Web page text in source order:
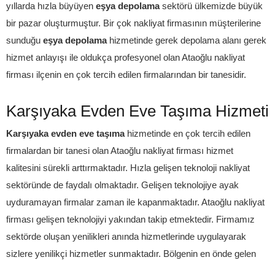
yıllarda hızla büyüyen eşya depolamasektörü ülkemizde büyük
bir pazar oluşturmuştur. Bir çok nakliyat firmasının müşterilerine
sunduğu eşya depolamahizmetinde gerek depolama alanı gerek
hizmet anlayışı ile oldukça profesyonel olan Ataoğlu nakliyat
firması ilçenin en çok tercih edilen firmalarından bir tanesidir.
Karşıyaka Evden Eve Taşıma Hizmeti
Karşıyaka evden eve taşımahizmetinde en çok tercih edilen
firmalardan bir tanesi olan Ataoğlu nakliyat firması hizmet
kalitesini sürekli arttırmaktadır. Hızla gelişen teknoloji nakliyat
sektöründe de faydalı olmaktadır. Gelişen teknolojiye ayak
uyduramayan firmalar zaman ile kapanmaktadır. Ataoğlu nakliyat
firması gelişen teknolojiyi yakından takip etmektedir. Firmamız
sektörde oluşan yenilikleri anında hizmetlerinde uygulayarak
sizlere yenilikçi hizmetler sunmaktadır. Bölgenin en önde gelen